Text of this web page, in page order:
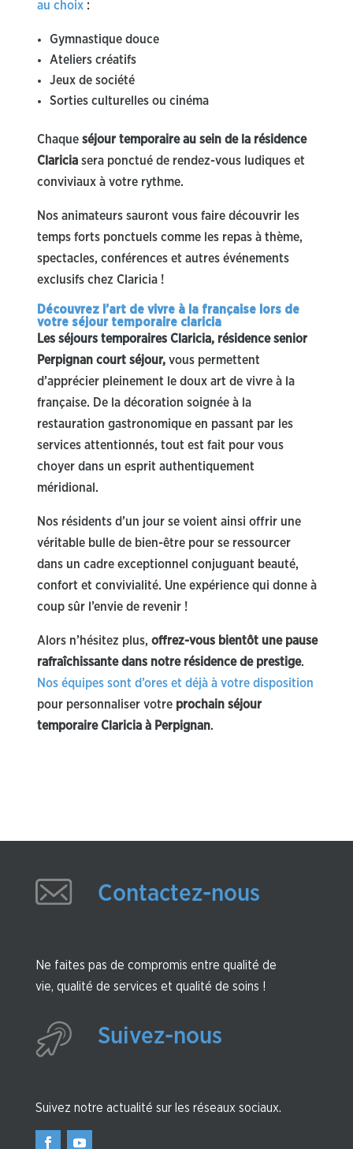
au choix:
Gymnastique douce
Ateliers créatifs
Jeux de société
Sorties culturelles ou cinéma
Chaque séjour temporaire au sein de la résidence
Clariciasera ponctué de rendez-vous ludiques et
conviviaux à votre rythme.
Nos animateurs sauront vous faire découvrir les
temps forts ponctuels comme les repas à thème,
spectacles, conférences et autres événements
exclusifs chez Claricia !
Découvrez l’art de vivre à la française lors de
votre séjour temporaire claricia
Les séjours temporaires Claricia, résidence senior
Perpignan court séjour,vous permettent
d’apprécier pleinement le doux art de vivre à la
française. De la décoration soignée à la
restauration gastronomique en passant par les
services attentionnés, tout est fait pour vous
choyer dans un esprit authentiquement
méridional.
Nos résidents d’un jour se voient ainsi offrir une
véritable bulle de bien-être pour se ressourcer
dans un cadre exceptionnel conjuguant beauté,
confort et convivialité. Une expérience qui donne à
coup sûr l’envie de revenir !
Alors n’hésitez plus, offrez-vous bientôt une pause
rafraîchissante dans notre résidence de prestige.
Nos équipes sont d’ores et déjà à votre disposition
pour personnaliser votre prochain séjour
temporaire Claricia à Perpignan.
Contactez-nous
Ne faites pas de compromis entre qualité de
vie, qualité de services et qualité de soins !
Suivez-nous
Suivez notre actualité sur les réseaux sociaux.